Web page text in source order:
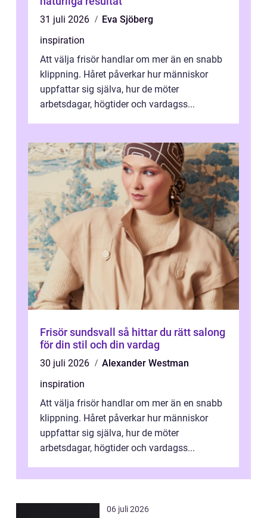
31 juli 2026
Eva Sjöberg
inspiration
Att välja frisör handlar om mer än en snabb
klippning. Håret påverkar hur människor
uppfattar sig själva, hur de möter
arbetsdagar, högtider och vardagss...
Frisör sundsvall så hittar du rätt salong
för din stil och din vardag
30 juli 2026
Alexander Westman
inspiration
Att välja frisör handlar om mer än en snabb
klippning. Håret påverkar hur människor
uppfattar sig själva, hur de möter
arbetsdagar, högtider och vardagss...
06 juli 2026